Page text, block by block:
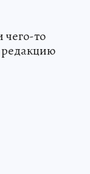
чего-то
редакцию